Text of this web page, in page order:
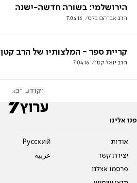
הירושלמי: בשורה חדשה-ישנה
הרב אברהם בלס 7.04.16
קריית ספר - המלצותיו של הרב קטן
הרב יואל קטן 7.04.16
הקודם הבא
פנו אלינו
אודות
יצירת קשר
פרסמו אצלנו
Pусский
عربية